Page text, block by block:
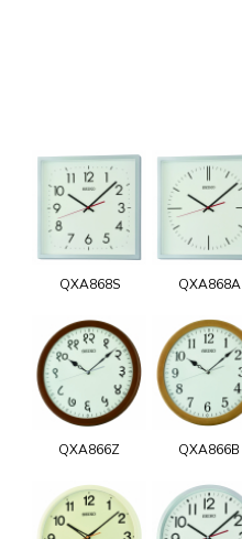
QXA868S QXA868A
QXA866Z QXA866B